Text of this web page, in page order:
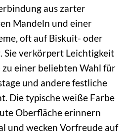
aus zarter
Mandeln und einer
oft auf Biskuit- oder
Sie verkörpert Leichtigkeit
zu einer beliebten Wahl für
und andere festliche
Die typische weiße Farbe
Oberfläche erinnern
und wecken Vorfreude auf